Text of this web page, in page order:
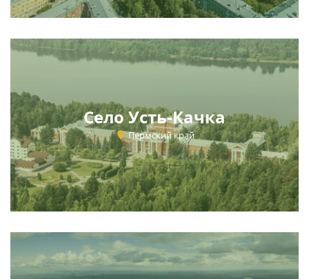
Село Усть-Качка
Пермский край